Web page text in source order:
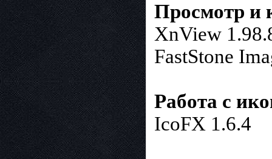
Просмотр и
XnView
FastStone
Работа с
IcoFX 1.6.4